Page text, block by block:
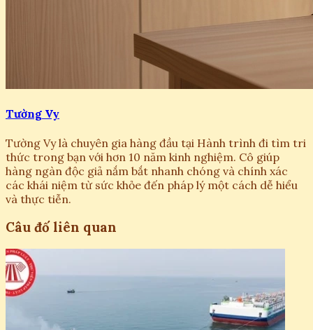
Tường Vy
Tường Vy là chuyên gia hàng đầu tại Hành trình đi tìm tri
thức trong bạn với hơn 10 năm kinh nghiệm. Cô giúp
hàng ngàn độc giả nắm bắt nhanh chóng và chính xác
các khái niệm từ sức khỏe đến pháp lý một cách dễ hiểu
và thực tiễn.
Câu đố liên quan